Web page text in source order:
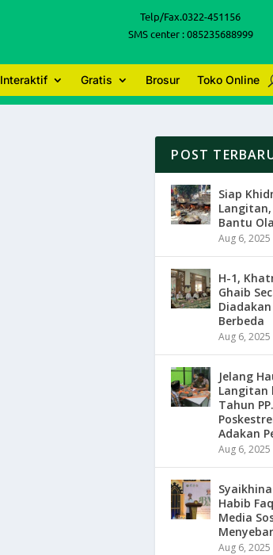
Telp/Fax.0322-451156
SMS center : 085235688999
Interaktif Gratis Brosur Toko Online
POST
Siap
Langitan,
Bantu
Aug 6, 2025
H-1,
Ghaib
Berbeda
Aug 6, 2025
Jelang
Langitan
Tahun
Adakan
Aug 6, 2025
Habib
Media
Aug 6, 2025